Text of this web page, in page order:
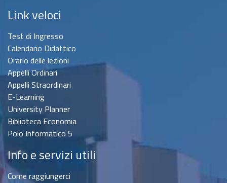
Link veloci
Test di Ingresso
Calendario Didattico
Orario delle lezioni
Appelli Ordinari
Appelli Straordinari
E-Learning
University Planner
Biblioteca Economia
Polo Informatico 5
Info e servizi utili
Come raggiungerci